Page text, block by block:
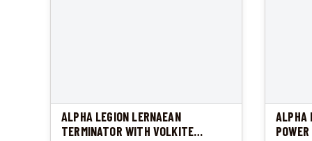
ALPHA LEGION LERNAEAN
TERMINATOR WITH VOLKITE
ALPHA